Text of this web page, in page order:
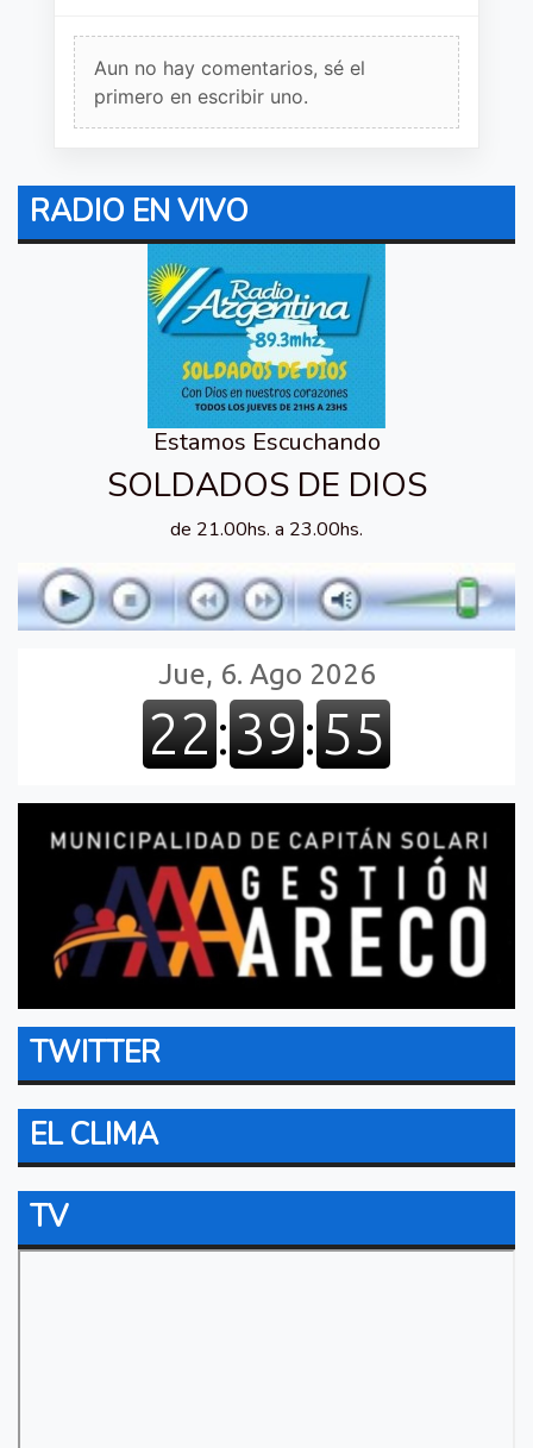
Aun no hay comentarios, sé el
primero en escribir uno.
RADIO EN VIVO
Estamos Escuchando
SOLDADOS DE DIOS
de 21.00hs. a 23.00hs.
TWITTER
EL CLIMA
TV